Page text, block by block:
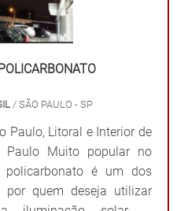
/ SÃO PAULO - SP
Paulo, Litoral e Interior de
Paulo Muito popular no
policarbonato é um dos
por quem deseja utilizar